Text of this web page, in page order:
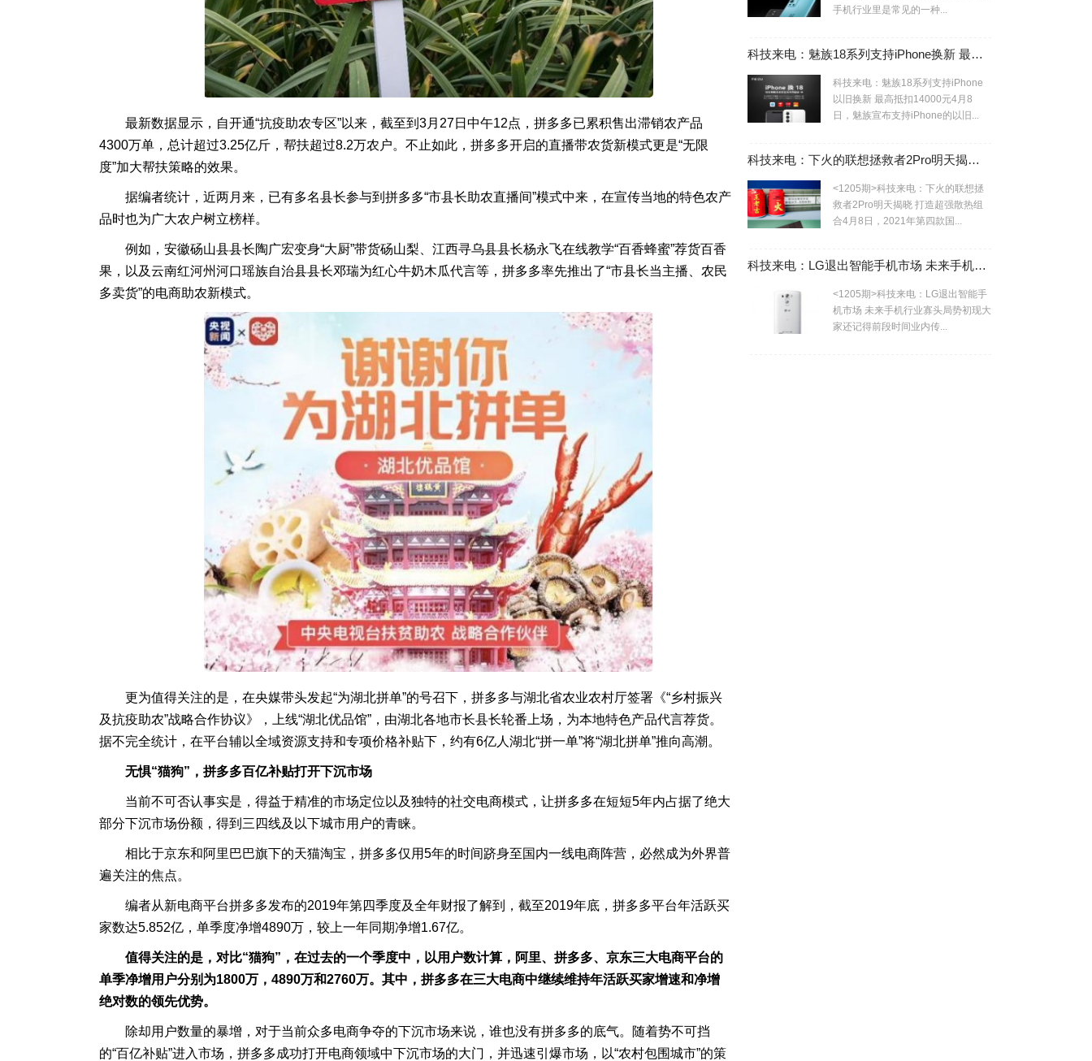
最新数据显示，自开通“抗疫助农专区”以来，截至到3月27日中午12点，拼多多已累积售出滞销农产品
4300万单，总计超过3.25亿斤，帮扶超过8.2万农户。不止如此，拼多多开启的直播带农货新模式更是“无限
度”加大帮扶策略的效果。
据编者统计，近两月来，已有多名县长参与到拼多多“市县长助农直播间”模式中来，在宣传当地的特色农产
品时也为广大农户树立榜样。
例如，安徽砀山县县长陶广宏变身“大厨”带货砀山梨、江西寻乌县县长杨永飞在线教学“百香蜂蜜”荐货百香
果，以及云南红河州河口瑶族自治县县长邓瑞为红心牛奶木瓜代言等，拼多多率先推出了“市县长当主播、农民
多卖货”的电商助农新模式。
更为值得关注的是，在央媒带头发起“为湖北拼单”的号召下，拼多多与湖北省农业农村厅签署《“乡村振兴
及抗疫助农”战略合作协议》，上线“湖北优品馆”，由湖北各地市长县长轮番上场，为本地特色产品代言荐货。
据不完全统计，在平台辅以全域资源支持和专项价格补贴下，约有6亿人湖北“拼一单”将“湖北拼单”推向高潮。
无惧“猫狗”，拼多多百亿补贴打开下沉市场
当前不可否认事实是，得益于精准的市场定位以及独特的社交电商模式，让拼多多在短短5年内占据了绝大
部分下沉市场份额，得到三四线及以下城市用户的青睐。
相比于京东和阿里巴巴旗下的天猫淘宝，拼多多仅用5年的时间跻身至国内一线电商阵营，必然成为外界普
遍关注的焦点。
编者从新电商平台拼多多发布的2019年第四季度及全年财报了解到，截至2019年底，拼多多平台年活跃买
家数达5.852亿，单季度净增4890万，较上一年同期净增1.67亿。
值得关注的是，对比“猫狗”，在过去的一个季度中，以用户数计算，阿里、拼多多、京东三大电商平台的
单季净增用户分别为1800万，4890万和2760万。其中，拼多多在三大电商中继续维持年活跃买家增速和净增
绝对数的领先优势。
除却用户数量的暴增，对于当前众多电商争夺的下沉市场来说，谁也没有拼多多的底气。随着势不可挡
的“百亿补贴”进入市场，拼多多成功打开电商领域中下沉市场的大门，并迅速引爆市场，以“农村包围城市”的策
手机行业里是常见的一种...
科技来电：魅族18系列支持iPhone换新 最高抵扣14000元
科技来电：魅族18系列支持iPhone
以旧换新 最高抵扣14000元4月8
日，魅族宣布支持iPhone的以旧...
科技来电：下火的联想拯救者2Pro明天揭晓 打造超强散热组合
<1205期>科技来电：下火的联想拯
救者2Pro明天揭晓 打造超强散热组
合4月8日，2021年第四款国...
科技来电：LG退出智能手机市场 未来手机行业寡头局势初现
<1205期>科技来电：LG退出智能手
机市场 未来手机行业寡头局势初现大
家还记得前段时间业内传...